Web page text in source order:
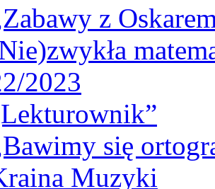
z
2023
się
Muzyki